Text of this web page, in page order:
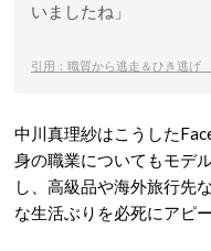
いましたね」
引用：職質から逃走＆ひき逃げ
中川真理紗はこうした
身の職業についてもモデ
し、高級品や海外旅行先
な生活ぶりを必死にアピ